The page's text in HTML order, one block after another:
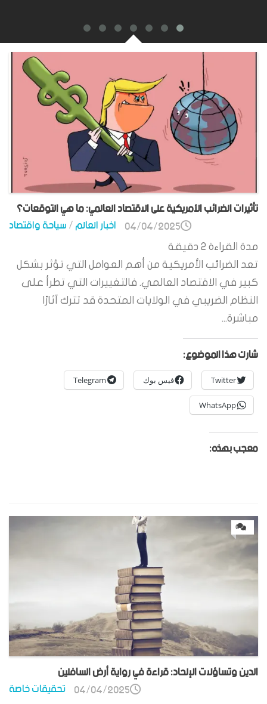
تأثيرات الضرائب الأمريكية على الاقتصاد العالمي: ما هي التوقعات؟
اخبار العالم/سياحة واقتصاد 04/04/2025
مدة القراءة 2 دقيقة
تعد الضرائب الأمريكية من أهم العوامل التي تؤثر بشكل
كبير في الاقتصاد العالمي. فالتغييرات التي تطرأ على
النظام الضريبي في الولايات المتحدة قد تترك آثارًا
مباشرة...
شارك هذا الموضوع:
Twitter فيس بوك Telegram
WhatsApp
معجب بهذه:
0
الدين وتساؤلات الإلحاد: قراءة في رواية أرض السافلين
تحقيقات خاصة 04/04/2025